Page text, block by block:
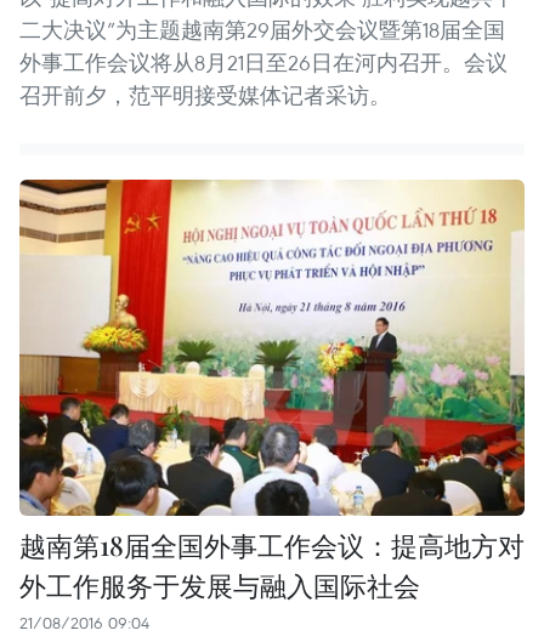
二大决议”为主题越南第29届外交会议暨第18届全国
外事工作会议将从8月21日至26日在河内召开。会议
召开前夕，范平明接受媒体记者采访。
越南第18届全国外事工作会议：提高地方对
外工作服务于发展与融入国际社会
21/08/2016 09:04